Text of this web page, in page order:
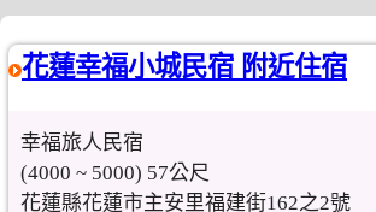
花蓮幸福小城民宿 附近住宿
幸福旅人民宿
(4000 ~ 5000) 57公尺
花蓮縣花蓮市主安里福建街162之2號